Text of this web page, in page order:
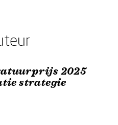
2025
strategie